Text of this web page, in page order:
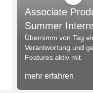
Associate
Summer
Übernimm von Tag
Verantwortung und
Features aktiv mit.
mehr erfahren